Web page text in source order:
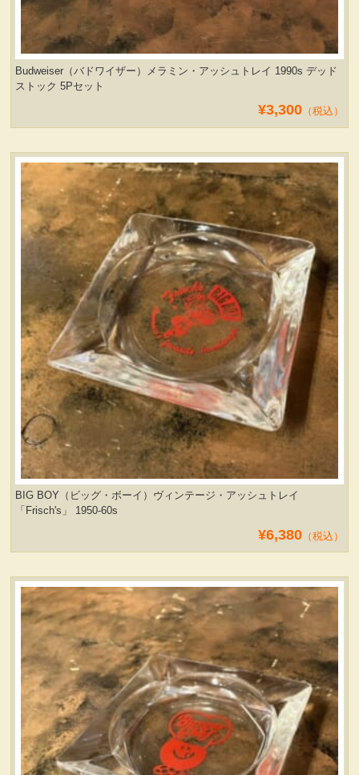
Budweiser（バドワイザー）メラミン・アッシュトレイ 1990s デッド
ストック 5Pセット
¥3,300（税込）
BIG BOY（ビッグ・ボーイ）ヴィンテージ・アッシュトレイ
「Frisch's」 1950-60s
¥6,380（税込）